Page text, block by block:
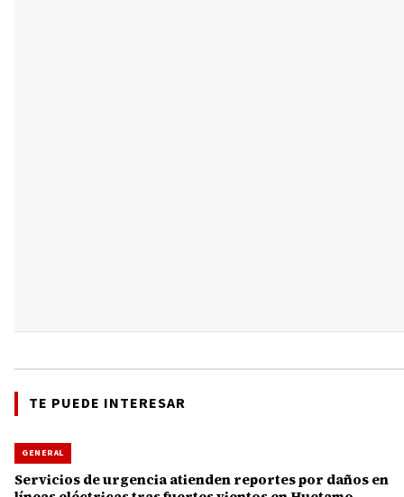
TE PUEDE INTERESAR
GENERAL
Servicios de urgencia atienden reportes por daños en